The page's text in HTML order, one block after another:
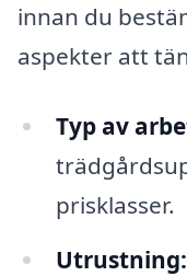
innan du
aspekter att
Typ av
prisklasser.
Utrustning: